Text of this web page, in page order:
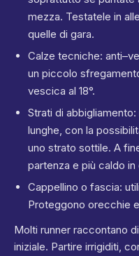
mezza. Testatele in
quelle di gara.
Calze tecniche:
un piccolo
vescica al 18°.
Strati di
lunghe, con la
uno strato sottile. A
partenza e più caldo in
Cappellino o fascia:
Proteggono orecchie
Molti runner raccontano
iniziale. Partire irrigiditi,